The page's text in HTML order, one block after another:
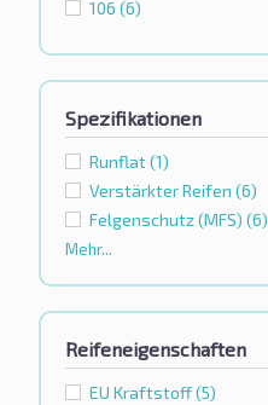
106 (6)
Spezifikationen
Runflat(1)
Verstärkter Reifen (6)
Felgenschutz (MFS) (6)
Mehr...
Reifeneigenschaften
EU Kraftstoff(5)